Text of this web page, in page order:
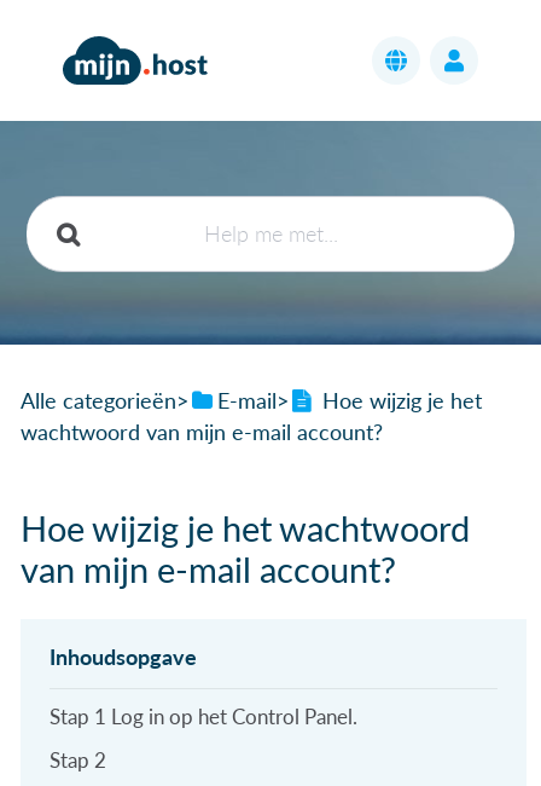
Alle categorieën​>​ ​E-mail​>​
Hoe wijzig je het
wachtwoord van mijn e-mail account?
Hoe wijzig je het wachtwoord
van mijn e-mail account?
Stap 1 Log in op het Control Panel.
Stap 2